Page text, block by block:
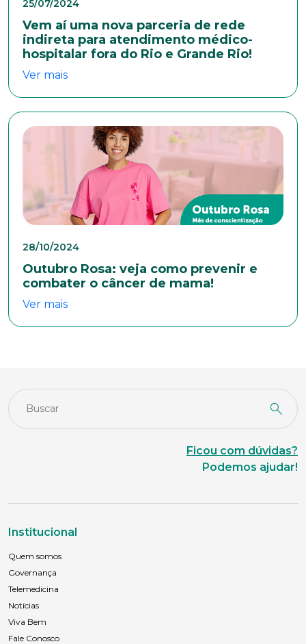
25/07/2024
Vem aí uma nova parceria de rede
indireta para atendimento médico-
hospitalar fora do Rio e Grande Rio!
Ver mais
28/10/2024
Outubro Rosa: veja como prevenir e
combater o câncer de mama!
Ver mais
Ficou com dúvidas?
Podemos ajudar!
Institucional
Quem somos
Governança
Telemedicina
Notícias
Viva Bem
Fale Conosco